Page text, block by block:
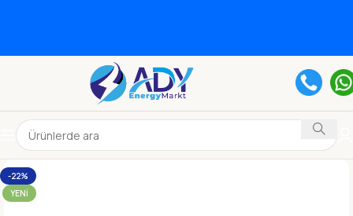
-22%
YENI